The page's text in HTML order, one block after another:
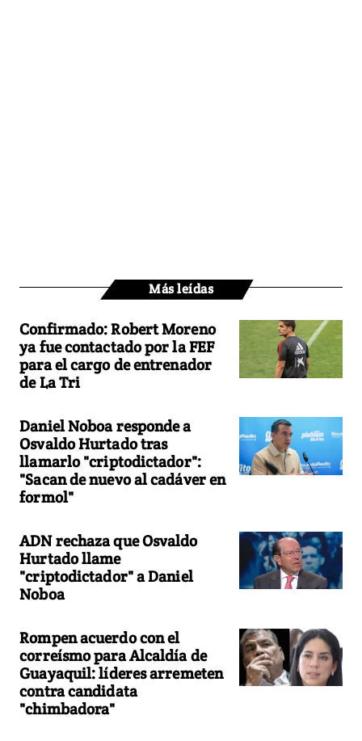
Más leídas
Confirmado: Robert Moreno
ya fue contactado por la FEF
para el cargo de entrenador
de La Tri
Daniel Noboa responde a
Osvaldo Hurtado tras
llamarlo "criptodictador":
"Sacan de nuevo al cadáver en
formol"
ADN rechaza que Osvaldo
Hurtado llame
"criptodictador" a Daniel
Noboa
Rompen acuerdo con el
correísmo para Alcaldía de
Guayaquil: líderes arremeten
contra candidata
"chimbadora"